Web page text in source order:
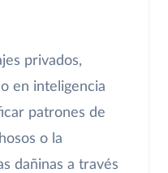
privados,
en inteligencia
patrones de
o la
dañinas a través